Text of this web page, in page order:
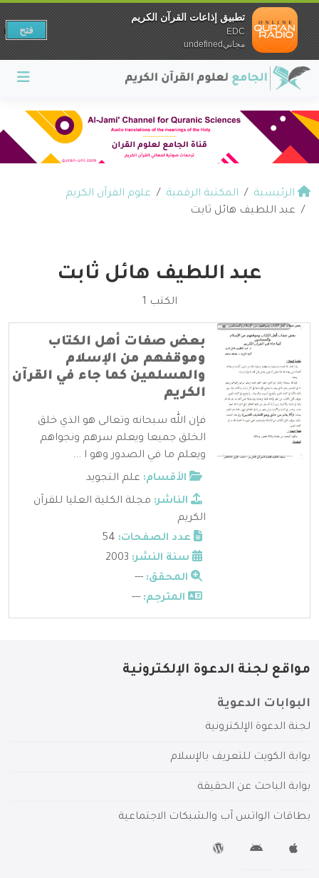
الرئيسية المكتبة الرقمية
علوم القرآن الكريم
عبد اللطيف هائل ثابت
عبد اللطيف هائل ثابت
الكتب 1
بعض صفات أهل الكتاب
وموقفهم من الإسلام
والمسلمين كما جاء في القرآن
الكريم
فإن الله سبحانه وتعالى هو الذي خلق
الخلق جميعا ويعلم سرهم ونجواهم
ويعلم ما في الصدور وهو ا ...
الأقسام: علم التجويد
الناشر: مجلة الكلية العليا للقرآن
الكريم
عدد الصفحات:
سنة النشر:
المحقق: ---
المترجم: ---
مواقع لجنة الدعوة الإلكترونية
البوابات الدعوية
لجنة الدعوة الإلكترونية
بوابة الكويت للتعريف بالإسلام
بوابة الباحث عن الحقيقة
بطاقات الواتس آب والشبكات الاجتماعية
تطبيق إذاعات القرآن الكريم
EDC
مجانيundefined
فتح